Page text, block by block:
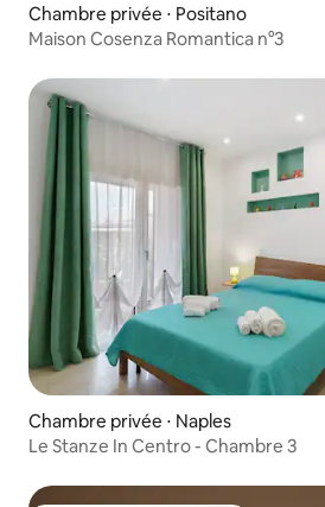
Chambre privée ⋅ Positano
Maison Cosenza Romantica n°3
Chambre privée ⋅ Naples
Le Stanze In Centro - Chambre 3